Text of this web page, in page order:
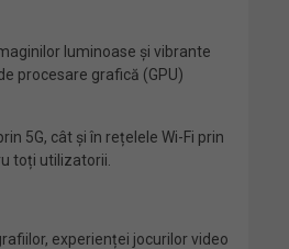
luminoase și vibrante
procesare grafică (GPU)
5G, cât și în rețelele Wi-Fi prin
toți utilizatorii.
experienței jocurilor video